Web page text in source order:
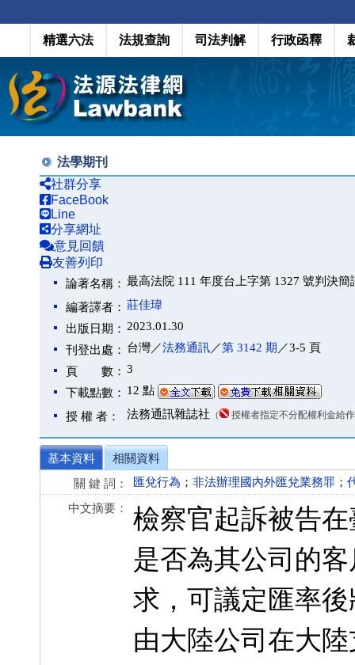
精選六法 法規查詢 司法判解 行政函釋
法學期刊
社群分享
FaceBook
Line
分享網址
意見回饋
友善列印
論著名稱： 最高法院 111 年度台上字第 1327 號判決
編著譯者： 莊佳瑋
出版日期： 2023.01.30
刊登出處： 台灣／法務通訊／第 3142 期 ／3-5 頁
頁 數： 3
下載點數： 12 點
授 權 者： 法務通訊雜誌社 （ 授權者指定不分配權利金給
基本資料
相關資料
關 鍵 詞：
匯兌行為 ； 非法辦理國內外匯兌業務罪 ；
中文摘要：
檢察官起訴被告
是否為其公司的
求，可議定匯率
由大陸公司在大